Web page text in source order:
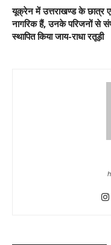
यूक्रेन में उत्तराखण्ड के छात्र
नागरिक हैं, उनके परिजनों से
स्थापित किया जाय-राधा रतूड़ी